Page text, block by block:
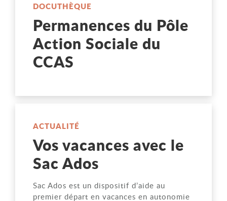
DOCUTHÈQUE
Permanences du Pôle
Action Sociale du
CCAS
ACTUALITÉ
Vos vacances avec le
Sac Ados
Sac Ados est un dispositif d’aide au
premier départ en vacances en autonomie